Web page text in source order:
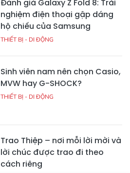
Đánh giá Galaxy Z Fold 8: Trải
nghiệm điện thoại gập dáng
hộ chiếu của Samsung
THIẾT BỊ - DI ĐỘNG
Sinh viên nam nên chọn Casio,
MVW hay G-SHOCK?
THIẾT BỊ - DI ĐỘNG
Trao Thiệp – nơi mỗi lời mời và
lời chúc được trao đi theo
cách riêng